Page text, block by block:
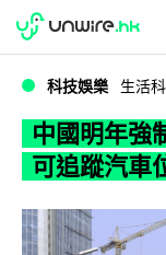
WWDC 2026
科技娛樂 生活
中國明年強
可追蹤汽車